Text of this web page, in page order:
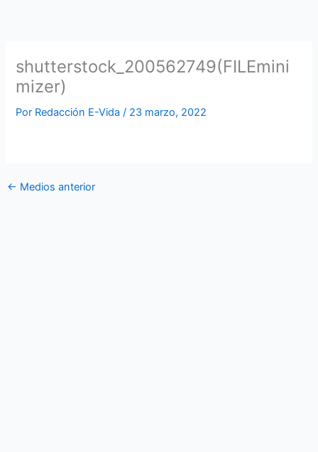
shutterstock_200562749(FILEmini
mizer)
Por Redacción E-Vida/ 23 marzo, 2022
← Medios anterior